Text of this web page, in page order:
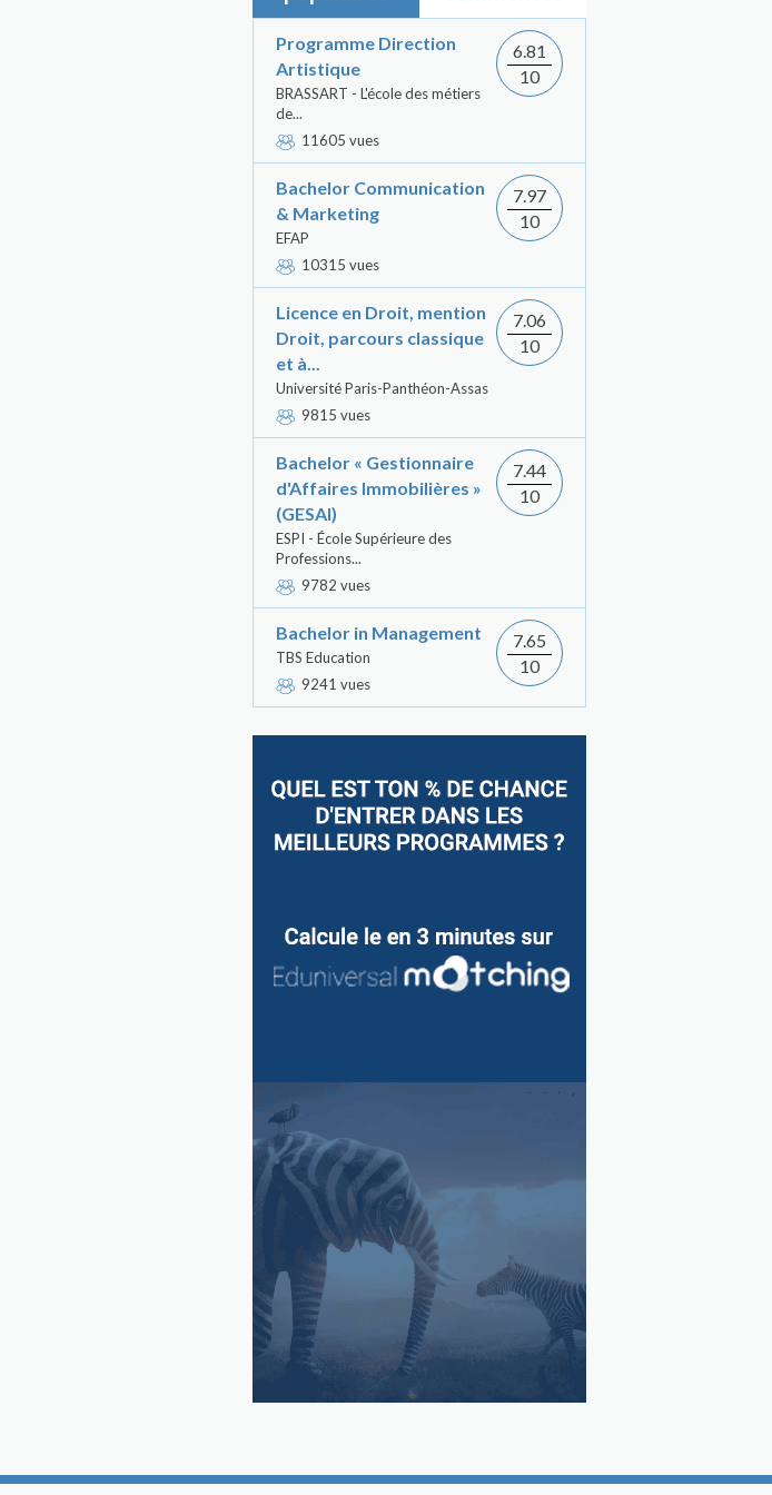
Programme Direction
Artistique
BRASSART - L'école des métiers
de...
11605 vues
6.81
10
Bachelor Communication
& Marketing
EFAP
10315 vues
7.97
10
Licence en Droit, mention
Droit, parcours classique
et à...
Université Paris-Panthéon-Assas
9815 vues
7.06
10
Bachelor « Gestionnaire
d'Affaires Immobilières »
(GESAI)
ESPI - École Supérieure des
Professions...
9782 vues
7.44
10
Bachelor in Management
TBS Education
9241 vues
7.65
10